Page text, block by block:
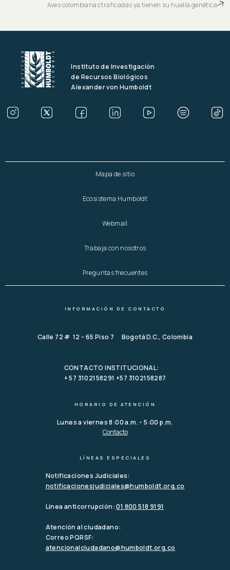
Aves colombianas traficadas ya tienen su huella genética
Instituto de Investigación
de Recursos Biológicos
Alexander von Humboldt
Mapa de sitio
Ecosistema Humboldt
Webmail
Trabaja con nosotros
Preguntas frecuentes
INFORMACIÓN DE CONTACTO
Calle 72 # 12 - 65 Piso 7 Bogotá D.C., Colombia
CONTACTO INSTITUCIONAL:
+ 57 3102158291 +57 3102158287
HORARIO DE ATENCIÓN
Lunes a viernes 8:00 a.m. - 5:00 p.m.
Contacto
LÍNEAS ESPECIALES
Notificaciones Judiciales:
notificacionesjudiciales@humboldt.org.co
Línea anticorrupción:01 800 518 9191
Atención al ciudadano:
Correo PQRSF:
atencionalciudadano@humboldt.org.co